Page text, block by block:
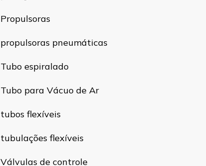
Propulsoras
propulsoras pneumáticas
Tubo espiralado
Tubo para Vácuo de Ar
tubos flexíveis
tubulações flexíveis
Válvulas de controle